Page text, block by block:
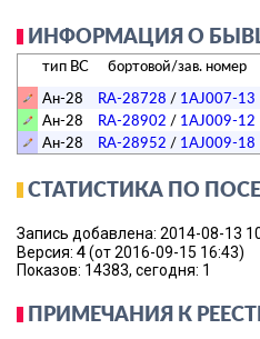
ИНФОРМАЦИЯ О
тип ВС бортовой/зав. номер
Ан-28
RA-28728 / 1AJ007-13
Ан-28
RA-28902 / 1AJ009-12
Ан-28
RA-28952 / 1AJ009-18
СТАТИСТИКА ПО
Запись добавлена: 2014-08-13
Версия: 4(от 2016-09-15 16:43)
Показов: 14383, сегодня: 1
ПРИМЕЧАНИЯ К